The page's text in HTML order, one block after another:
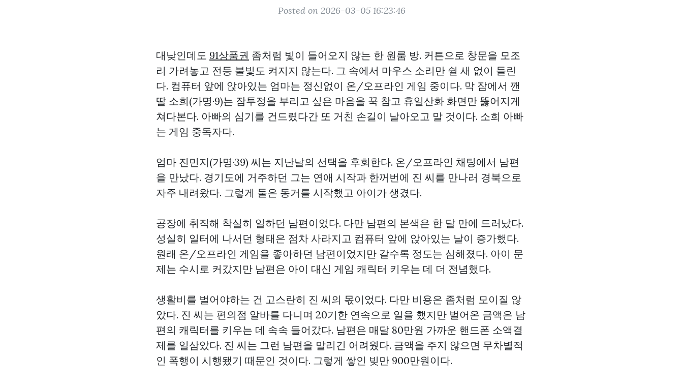
Posted on 2026-03-05 16:23:46
대낮인데도 91상품권 좀처럼 빛이 들어오지 않는 한 원룸 방. 커튼으로 창문을 모조
리 가려놓고 전등 불빛도 켜지지 않는다. 그 속에서 마우스 소리만 쉴 새 없이 들린
다. 컴퓨터 앞에 앉아있는 엄마는 정신없이 온/오프라인 게임 중이다. 막 잠에서 깬
딸 소희(가명·9)는 잠투정을 부리고 싶은 마음을 꾹 참고 휴일산화 화면만 뚫어지게
쳐다본다. 아빠의 심기를 건드렸다간 또 거친 손길이 날아오고 말 것이다. 소희 아빠
는 게임 중독자다.
엄마 진민지(가명·39) 씨는 지난날의 선택을 후회한다. 온/오프라인 채팅에서 남편
을 만났다. 경기도에 거주하던 그는 연애 시작과 한꺼번에 진 씨를 만나러 경북으로
자주 내려왔다. 그렇게 둘은 동거를 시작했고 아이가 생겼다.
공장에 취직해 착실히 일하던 남편이었다. 다만 남편의 본색은 한 달 만에 드러났다.
성실히 일터에 나서던 형태은 점차 사라지고 컴퓨터 앞에 앉아있는 날이 증가했다.
원래 온/오프라인 게임을 좋아하던 남편이었지만 갈수록 정도는 심해졌다. 아이 문
제는 수시로 커갔지만 남편은 아이 대신 게임 캐릭터 키우는 데 더 전념했다.
생활비를 벌어야하는 건 고스란히 진 씨의 몫이었다. 다만 비용은 좀처럼 모이질 않
았다. 진 씨는 편의점 알바를 다니며 20기한 연속으로 일을 했지만 벌어온 금액은 남
편의 캐릭터를 키우는 데 속속 들어갔다. 남편은 매달 80만원 가까운 핸드폰 소액결
제를 일삼았다. 진 씨는 그런 남편을 말리긴 어려웠다. 금액을 주지 않으면 무차별적
인 폭행이 시행됐기 때문인 것이다. 그렇게 쌓인 빚만 900만원이다.